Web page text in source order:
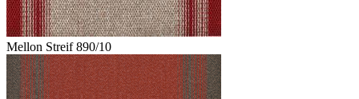
Mellon Streif 890/10